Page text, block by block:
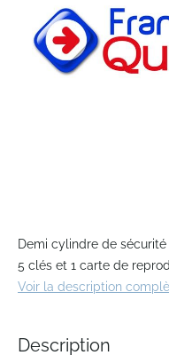
to
the
beginning
of
gallery
Demi cylindre de sécurité
5 clés et 1 carte de
Voir la description
Description